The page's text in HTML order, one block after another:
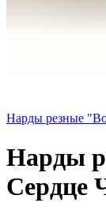
Нарды резные
Нарды
Сердце